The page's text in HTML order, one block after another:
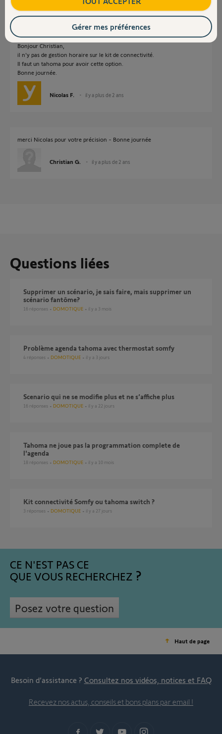
Bonjour Christian,
il n'y pas de gestion horaire sur le kit de connectivité.
Il faut un tahoma pour avoir cette option.
Bonne journée.
Nicolas F. il y a plus de 2 ans
merci Nicolas pour votre précision - Bonne journée
Christian G. il y a plus de 2 ans
Questions liées
Supprimer un scénario, je sais faire, mais supprimer un
scénario fantôme?
16 réponses DOMOTIQUE il y a 3 mois
Problème agenda tahoma avec thermostat somfy
4 réponses DOMOTIQUE il y a 3 jours
Scenario qui ne se modifie plus et ne s’affiche plus
16 réponses DOMOTIQUE il y a 22 jours
Tahoma ne joue pas la programmation complete de
l'agenda
18 réponses DOMOTIQUE il y a 10 mois
Kit connectivité Somfy ou tahoma switch ?
3 réponses DOMOTIQUE il y a 27 jours
CE N'EST PAS CE
QUE VOUS RECHERCHEZ
Posez votre question
Haut de page
Besoin d’assistance ? Consultez nos vidéos, notices et FAQ
Recevez nos actus, conseils et bons plans par email !
Gérer mes préférences